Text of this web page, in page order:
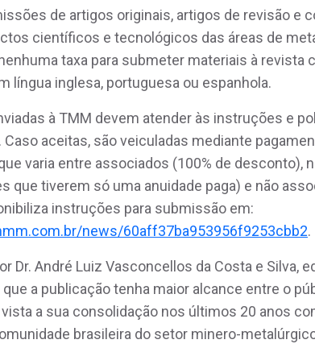
de artigos originais, artigos de revisão e
científicos e tecnológicos das áreas de
taxa para submeter materiais à revista
língua inglesa, portuguesa ou espanhola.
à TMM devem atender às instruções e
Caso aceitas, são veiculadas mediante
varia entre associados (100% de desconto),
que tiverem só uma anuidade paga) e não
instruções para submissão em:
news/60aff37ba953956f9253cbb2.
Dr. André Luiz Vasconcellos da Costa e Silva,
a publicação tenha maior alcance entre o
a sua consolidação nos últimos 20 anos
brasileira do setor minero-